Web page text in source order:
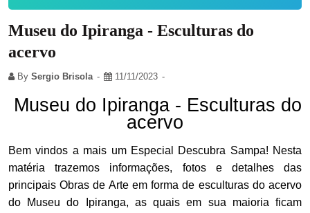
Museu do Ipiranga - Esculturas do
acervo
By Sergio Brisola 11/11/2023
Museu do Ipiranga - Esculturas do
acervo
Bem vindos a mais um Especial Descubra Sampa! Nesta
matéria trazemos informações, fotos e detalhes das
principais Obras de Arte em forma de esculturas do acervo
do Museu do Ipiranga, as quais em sua maioria ficam